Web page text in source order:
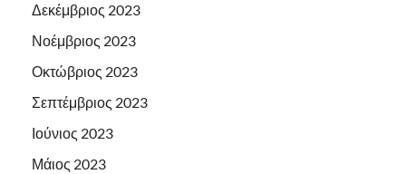
Δεκέμβριος 2023
Νοέμβριος 2023
Οκτώβριος 2023
Σεπτέμβριος 2023
Ιούνιος 2023
Μάιος 2023